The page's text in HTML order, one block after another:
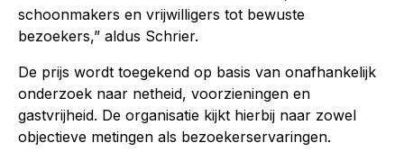
schoonmakers en vrijwilligers tot bewuste
bezoekers,” aldus Schrier.
De prijs wordt toegekend op basis van onafhankelijk
onderzoek naar netheid, voorzieningen en
gastvrijheid. De organisatie kijkt hierbij naar zowel
objectieve metingen als bezoekerservaringen.